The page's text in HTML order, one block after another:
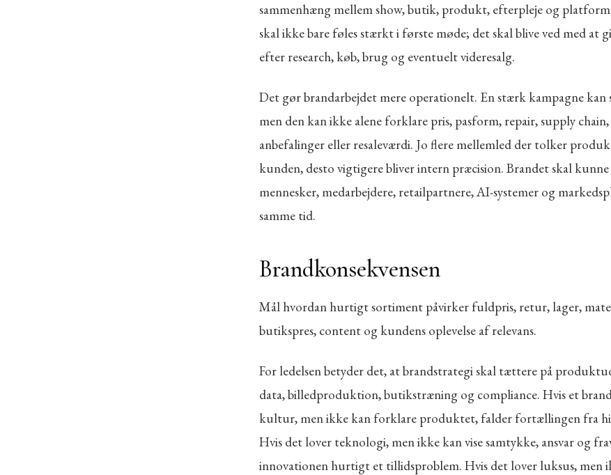
sammenhæng mellem show, butik, produkt, efterpleje og
skal ikke bare føles stærkt i første møde; det skal blive ved med at
efter research, køb, brug og eventuelt videresalg.
Det gør brandarbejdet mere operationelt. En stærk kampagne kan
men den kan ikke alene forklare pris, pasform, repair, supply
anbefalinger eller resaleværdi. Jo flere mellemled der tolker
kunden, desto vigtigere bliver intern præcision. Brandet skal kunne
mennesker, medarbejdere, retailpartnere, AI-systemer og
samme tid.
Brandkonsekvensen
Mål hvordan hurtigt sortiment påvirker fuldpris, retur, lager,
butikspres, content og kundens oplevelse af relevans.
For ledelsen betyder det, at brandstrategi skal tættere på
data, billedproduktion, butikstræning og compliance. Hvis et
kultur, men ikke kan forklare produktet, falder fortællingen fra
Hvis det lover teknologi, men ikke kan vise samtykke, ansvar og
innovationen hurtigt et tillidsproblem. Hvis det lover luksus, men